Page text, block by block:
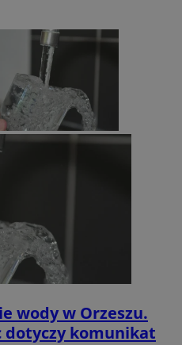
wody w Orzeszu.
dotyczy komunikat